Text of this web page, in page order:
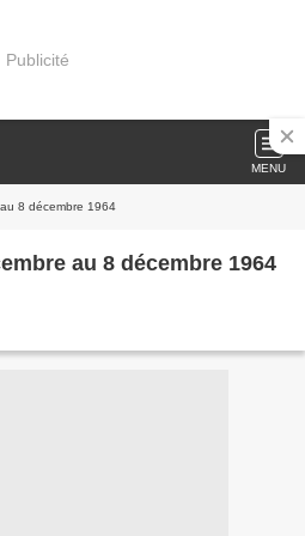
Publicité
MENU
8 décembre 1964
au 8 décembre 1964